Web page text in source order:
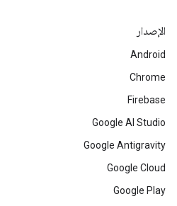
الإصدار
Android
Chrome
Firebase
Google AI Studio
Google Antigravity
Google Cloud
Google Play